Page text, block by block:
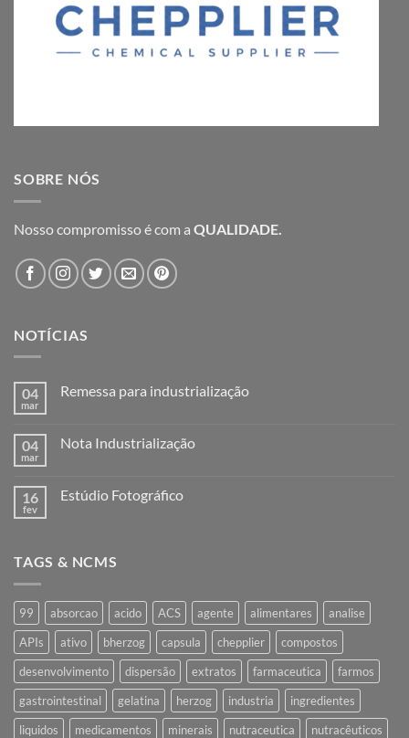
SOBRE NÓS
Nosso compromisso é com a QUALIDADE.
NOTÍCIAS
04
mar
Remessa para industrialização
Remessa
04
mar
Nota Industrialização
Nota
16
fev
Estúdio Fotográfico
Fotográfico
TAGS & NCMS
99 absorcao acido ACS agente alimentares
analise
APIs
ativo bherzog capsula chepplier
compostos
desenvolvimento
dispersão extratos farmaceutica
farmos
gastrointestinal
gelatina herzog industria
ingredientes
liquidos
medicamentos minerais nutraceutica nutracêuticos